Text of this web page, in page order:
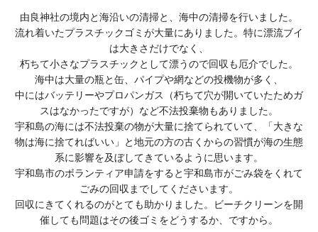
由良神社の境内と海沿いの清掃と、海中の清掃を行いました。
流れ着いたプラスチックゴミが大量にありました。特に漂流ブイ
は大きさだけでなく、
朽ちて小さなプラスチックとして漂うので回収も厄介でした。
海中は大量の瓶と缶、パイプや網などの投機物が多く、
中にはバッテリーやプロパンガス（朽ちて穴が開いていたためガ
スはなかったですが）など不法投棄物もありました。
宇和島の海には不法投棄の物が大量に捨てられていて、「大きな
物は海に捨てればいい」と地元の方の古くからの習慣が海の生態
系に影響を及ぼしてきているように思います。
宇和島市のボランティア申請をすると宇和島市がごみ袋をくれて
ごみの回収までしてくださいます。
回収にきてくれるのがとても助かりました。ビーチクリーンを開
催しても問題はその後ゴミをどうするか、ですから。